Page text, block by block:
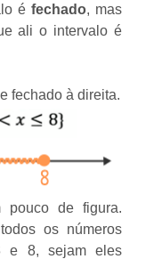
éfechado, mas
ali o intervalo é
fechado à direita.
pouco de figura.
os números
e 8, sejam eles